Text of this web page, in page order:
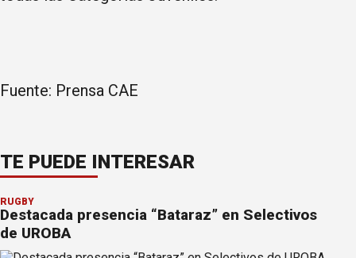
Fuente: Prensa CAE
TE PUEDE INTERESAR
RUGBY
Destacada presencia “Bataraz” en Selectivos
de UROBA